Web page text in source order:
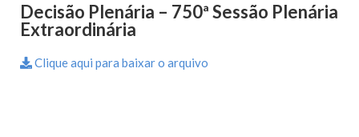
Decisão Plenária – 750ª Sessão Plenária
Extraordinária
Clique aqui para baixar o arquivo